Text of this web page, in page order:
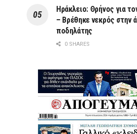
Ηράκλειο: Θρήνος για
– Βρέθηκε νεκρός στην
ποδηλάτης
0 SHARES